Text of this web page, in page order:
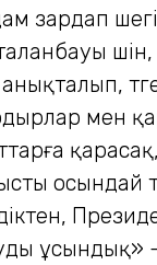
зардап
мен
осындай
ұсындық»